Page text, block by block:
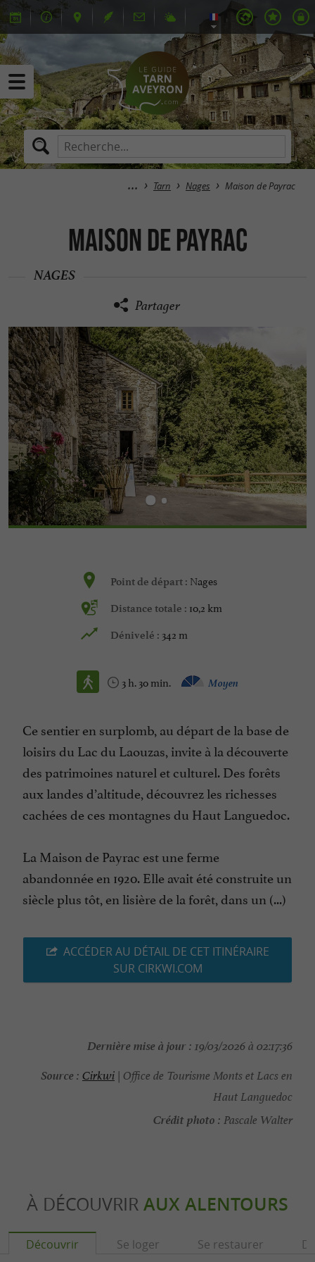
Tarn Nages Maison de Payrac
Maison de Payrac
NAGES
Partager
Point de départ : Nages
Distance totale : 10,2 km
Dénivelé : 342 m
3 h. 30 min. Moyen
Ce sentier en surplomb, au départ de la base de
loisirs du Lac du Laouzas, invite à la découverte
des patrimoines naturel et culturel. Des forêts
aux landes d’altitude, découvrez les richesses
cachées de ces montagnes du Haut Languedoc.
La Maison de Payrac est une ferme
abandonnée en 1920. Elle avait été construite un
siècle plus tôt, en lisière de la forêt, dans un (...)
ACCÉDER AU DÉTAIL DE CET ITINÉRAIRE
SUR CIRKWI.COM
Dernière mise à jour : 19/03/2026 à 02:17:36
Source : Cirkwi | Office de Tourisme Monts et Lacs en
Haut Languedoc
Crédit photo : Pascale Walter
À DÉCOUVRIR AUX ALENTOURS
Découvrir Se loger Se restaurer